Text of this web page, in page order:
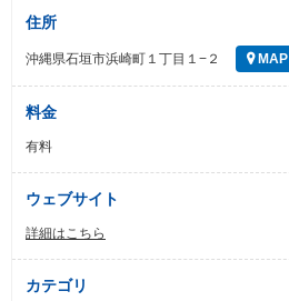
住所
沖縄県石垣市浜崎町１丁目１−２ MAP
料金
有料
ウェブサイト
詳細はこちら
カテゴリ